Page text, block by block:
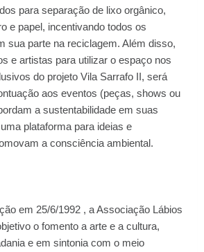
para separação de lixo orgânico,
e papel, incentivando todos os
sua parte na reciclagem. Além disso,
e artistas para utilizar o espaço nos
do projeto Vila Sarrafo II, será
aos eventos (peças, shows ou
a sustentabilidade em suas
plataforma para ideias e
a consciência ambiental.
em 25/6/1992 , a Associação Lábios
o fomento a arte e a cultura,
e em sintonia com o meio